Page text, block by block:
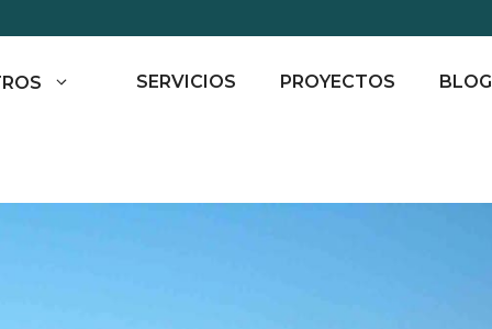
SERVICIOS PROYECTOS BLOG